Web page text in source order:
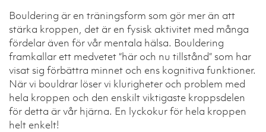
Bouldering är en träningsform som gör mer än att
stärka kroppen, det är en fysisk aktivitet med många
fördelar även för vår mentala hälsa. Bouldering
framkallar ett medvetet “här och nu tillstånd” som har
visat sig förbättra minnet och ens kognitiva funktioner.
När vi bouldrar löser vi klurigheter och problem med
hela kroppen och den enskilt viktigaste kroppsdelen
för detta är vår hjärna. En lyckokur för hela kroppen
helt enkelt!